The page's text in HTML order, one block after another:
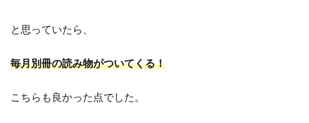
と思っていたら、
毎月別冊の読み物がついてくる！
こちらも良かった点でした。